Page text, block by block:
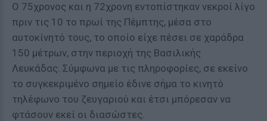
Ο 75χρονος και η 72χρονη εντοπίστηκαν νεκροί λίγο
πριν τις 10 το πρωί της Πέμπτης, μέσα στο
αυτοκίνητό τους, το οποίο είχε πέσει σε χαράδρα
150 μέτρων, στην περιοχή της Βασιλικής
Λευκάδας. Σύμφωνα με τις πληροφορίες, σε εκείνο
το συγκεκριμένο σημείο έδινε σήμα το κινητό
τηλέφωνο του ζευγαριού και έτσι μπόρεσαν να
φτάσουν εκεί οι διασώστες.